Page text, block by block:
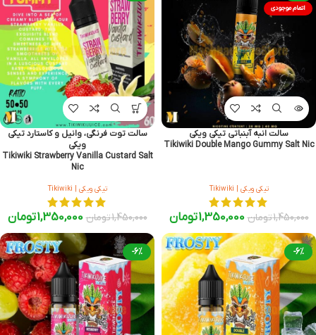
اتمام موجودی
سالت انبه آبنباتی تیکی ویکی
Tikiwiki Double Mango Gummy Salt Nic
تیکی ویکی | Tikiwiki
1,450,000تومان 1,350,000تومان
سالت توت فرنگی، وانیل و کاستارد تیکی
ویکی
Tikiwiki Strawberry Vanilla Custard Salt
Nic
تیکی ویکی | Tikiwiki
1,450,000تومان 1,350,000تومان
-6%
-6%